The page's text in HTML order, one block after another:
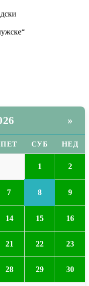
»
ПЕТ СУБ НЕД
1 2
7 8 9
14 15 16
21 22 23
28 29 30